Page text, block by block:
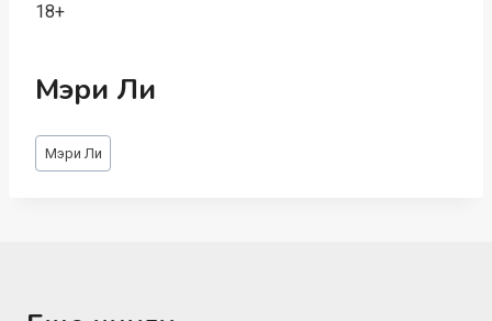
18+
Мэри Ли
Метки
записи:
Мэри Ли